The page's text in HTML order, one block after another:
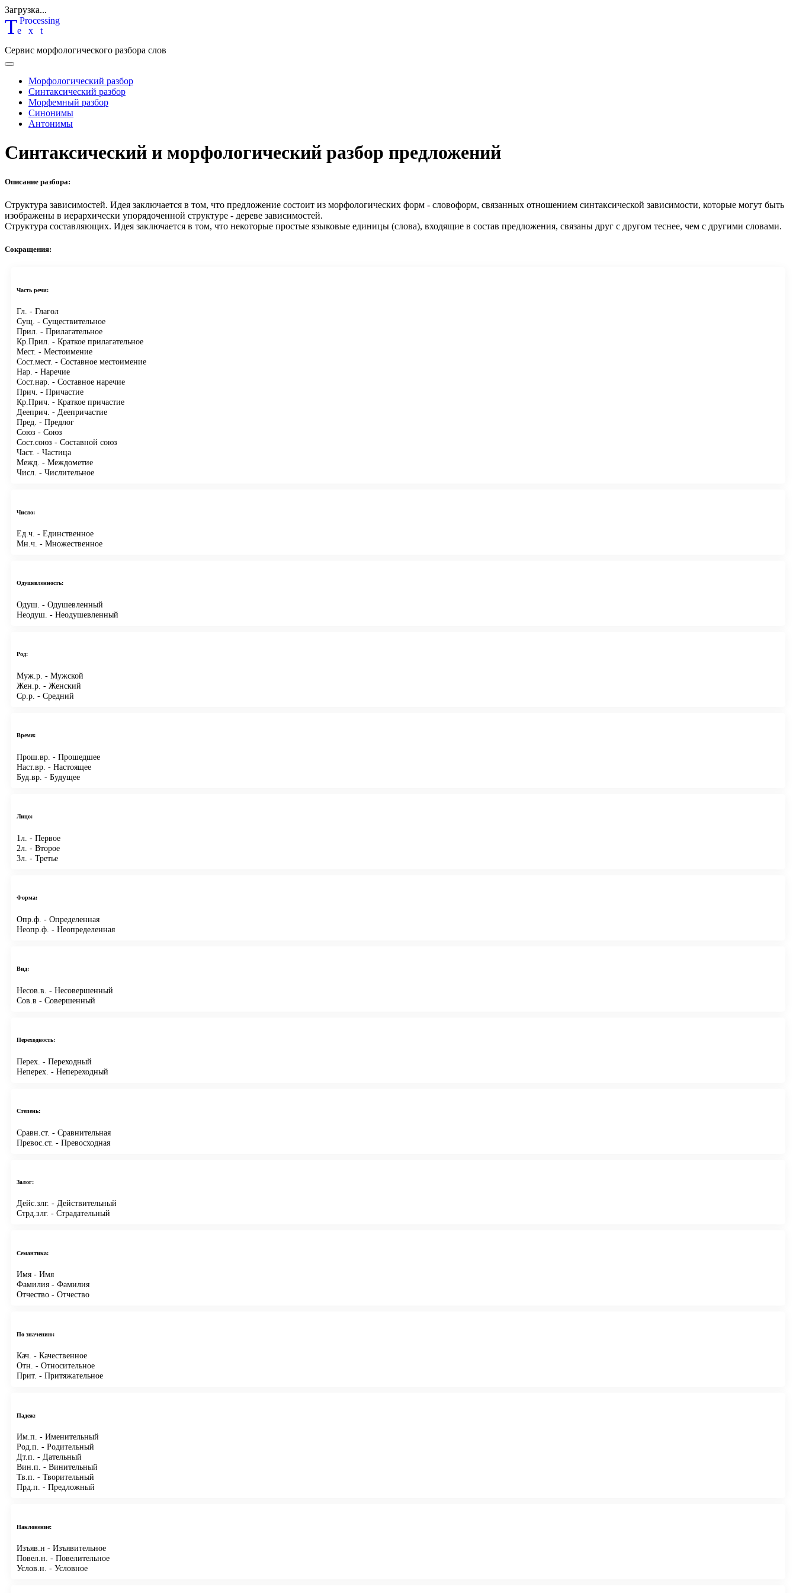
Загрузка...
Text
Processing
Сервис морфологического разбора слов
Морфологический разбор
Синтаксический разбор
Морфемный разбор
Синонимы
Антонимы
Синтаксический и морфологический разбор предложений
Описание разбора:
Структура зависимостей. Идея заключается в том, что предложение состоит из морфологических форм - словоформ, связанных отношением синтаксической зависимости, которые могут быть
изображены в иерархически упорядоченной структуре - дереве зависимостей.
Структура составляющих. Идея заключается в том, что некоторые простые языковые единицы (слова), входящие в состав предложения, связаны друг с другом теснее, чем с другими словами.
Сокращения:
Часть речи:
Гл. - Глагол
Сущ. - Существительное
Прил. - Прилагательное
Кр.Прил. - Краткое прилагательное
Мест. - Местоимение
Сост.мест. - Составное местоимение
Нар. - Наречие
Сост.нар. - Составное наречие
Прич. - Причастие
Кр.Прич. - Краткое причастие
Дееприч. - Деепричастие
Пред. - Предлог
Союз - Союз
Сост.союз - Составной союз
Част. - Частица
Межд. - Междометие
Числ. - Числительное
Число:
Ед.ч. - Единственное
Мн.ч. - Множественное
Одушевленность:
Одуш. - Одушевленный
Неодуш. - Неодушевленный
Род:
Муж.р. - Мужской
Жен.р. - Женский
Ср.р. - Средний
Время:
Прош.вр. - Прошедшее
Наст.вр. - Настоящее
Буд.вр. - Будущее
Лицо:
1л. - Первое
2л. - Второе
3л. - Третье
Форма:
Опр.ф. - Определенная
Неопр.ф. - Неопределенная
Вид:
Несов.в. - Несовершенный
Сов.в - Совершенный
Переходность:
Перех. - Переходный
Неперех. - Непереходный
Степень:
Сравн.ст. - Сравнительная
Превос.ст. - Превосходная
Залог:
Дейс.злг. - Действительный
Стрд.злг. - Страдательный
Семантика:
Имя - Имя
Фамилия - Фамилия
Отчество - Отчество
По значению:
Кач. - Качественное
Отн. - Относительное
Прит. - Притяжательное
Падеж:
Им.п. - Именительный
Род.п. - Родительный
Дт.п. - Дательный
Вин.п. - Винительный
Тв.п. - Творительный
Прд.п. - Предложный
Наклонение:
Изъяв.н - Изъявительное
Повел.н. - Повелительное
Услов.н. - Условное